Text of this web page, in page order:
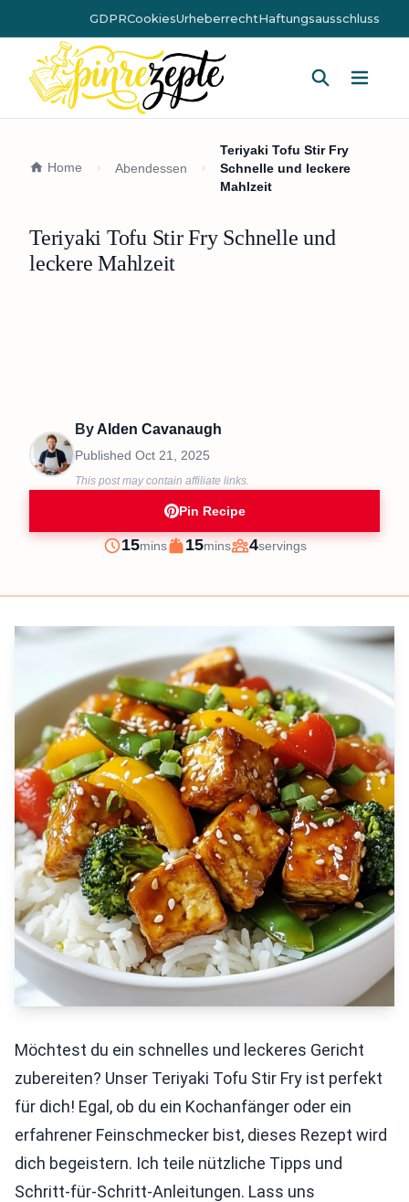
GDPRCookiesUrheberrechtHaftungsausschluss
Home Abendessen
Teriyaki Tofu Stir Fry
Schnelle und leckere
Mahlzeit
Teriyaki Tofu Stir Fry Schnelle und
leckere Mahlzeit
ByAlden Cavanaugh
Published Oct 21, 2025
This post may contain affiliate links.
Pin Recipe
Prep
15minutes
mins
Cook
15minutes
mins
Servings
4servings
Möchtest du ein schnelles und leckeres Gericht
zubereiten? Unser Teriyaki Tofu Stir Fry ist perfekt
für dich! Egal, ob du ein Kochanfänger oder ein
erfahrener Feinschmecker bist, dieses Rezept wird
dich begeistern. Ich teile nützliche Tipps und
Schritt-für-Schritt-Anleitungen. Lass uns